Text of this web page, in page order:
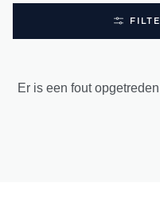
Er is een fout